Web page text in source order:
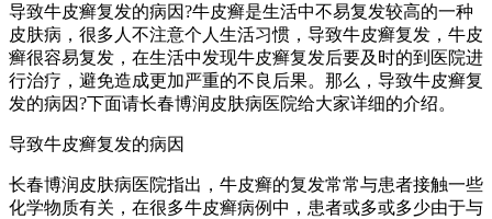
导致牛皮癣复发的病因?牛皮癣是生活中不易复发较高的一种
皮肤病，很多人不注意个人生活习惯，导致牛皮癣复发，牛皮
癣很容易复发，在生活中发现牛皮癣复发后要及时的到医院进
行治疗，避免造成更加严重的不良后果。那么，导致牛皮癣复
发的病因?下面请长春博润皮肤病医院给大家详细的介绍。
导致牛皮癣复发的病因
长春博润皮肤病医院指出，牛皮癣的复发常常与患者接触一些
化学物质有关，在很多牛皮癣病例中，患者或多或多少由于与